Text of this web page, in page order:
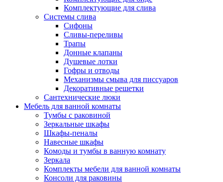
Комплектующие для слива
Системы слива
Сифоны
Сливы-переливы
Трапы
Донные клапаны
Душевые лотки
Гофры и отводы
Механизмы смыва для писсуаров
Декоративные решетки
Сантехнические люки
Мебель для ванной комнаты
Тумбы с раковиной
Зеркальные шкафы
Шкафы-пеналы
Навесные шкафы
Комоды и тумбы в ванную комнату
Зеркала
Комплекты мебели для ванной комнаты
Консоли для раковины